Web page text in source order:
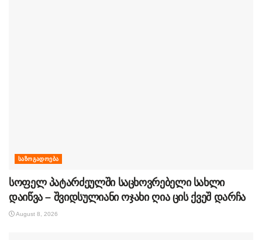
ᲡᲐᲖᲝᲒᲐᲓᲝᲔᲑᲐ
სოფელ პატარძეულში საცხოვრებელი სახლი
დაიწვა – შვიდსულიანი ოჯახი ღია ცის ქვეშ დარჩა
August 8, 2026